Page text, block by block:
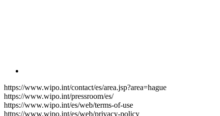
https://www.wipo.int/contact/es/area.jsp?area=hague
https://www.wipo.int/pressroom/es/
https://www.wipo.int/es/web/terms-of-use
https://www.wipo.int/es/web/privacy-policy